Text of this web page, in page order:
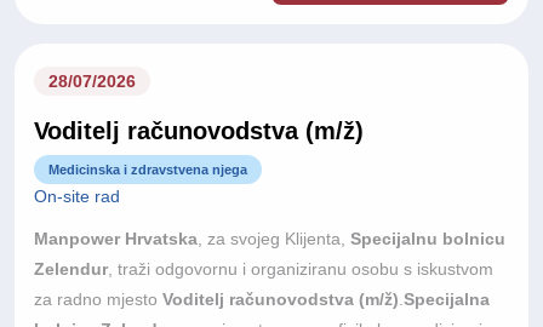
28/07/2026
Voditelj računovodstva (m/ž)
Medicinska i zdravstvena njega
On-site rad
Manpower Hrvatska , za svojeg Klijenta, Specijalnu bolnicu
Zelendur , traži odgovornu i organiziranu osobu s iskustvom
za radno mjesto Voditelj računovodstva (m/ž) Specijalna